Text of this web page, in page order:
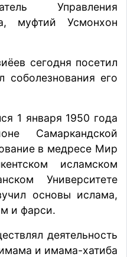
Управления
муфтий Усмонхон
сегодня посетил
соболезнования его
1 января 1950 года
Самаркандской
в медресе Мир
исламском
Университете
основы ислама,
и фарси.
деятельность
и имама-хатиба